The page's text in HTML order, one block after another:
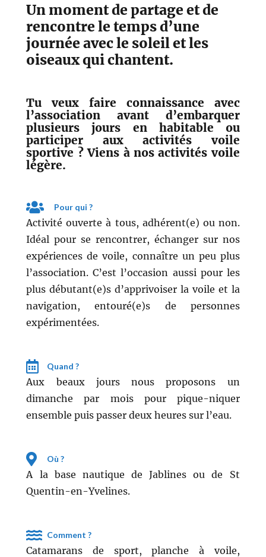
Un moment de partage et de
rencontre le temps d’une
journée avec le soleil et les
oiseaux qui chantent.
Tu veux faire connaissance avec
l’association avant d’embarquer
plusieurs jours en habitable ou
participer aux activités voile
sportive ? Viens à nos activités voile
légère.
Pour qui ?
Activité ouverte à tous, adhérent(e) ou non.
Idéal pour se rencontrer, échanger sur nos
expériences de voile, connaître un peu plus
l’association. C’est l’occasion aussi pour les
plus débutant(e)s d’apprivoiser la voile et la
navigation, entouré(e)s de personnes
expérimentées.
Quand ?
Aux beaux jours nous proposons un
dimanche par mois pour pique-niquer
ensemble puis passer deux heures sur l’eau.
Où ?
A la base nautique de Jablines ou de St
Quentin-en-Yvelines.
Comment ?
Catamarans de sport, planche à voile,